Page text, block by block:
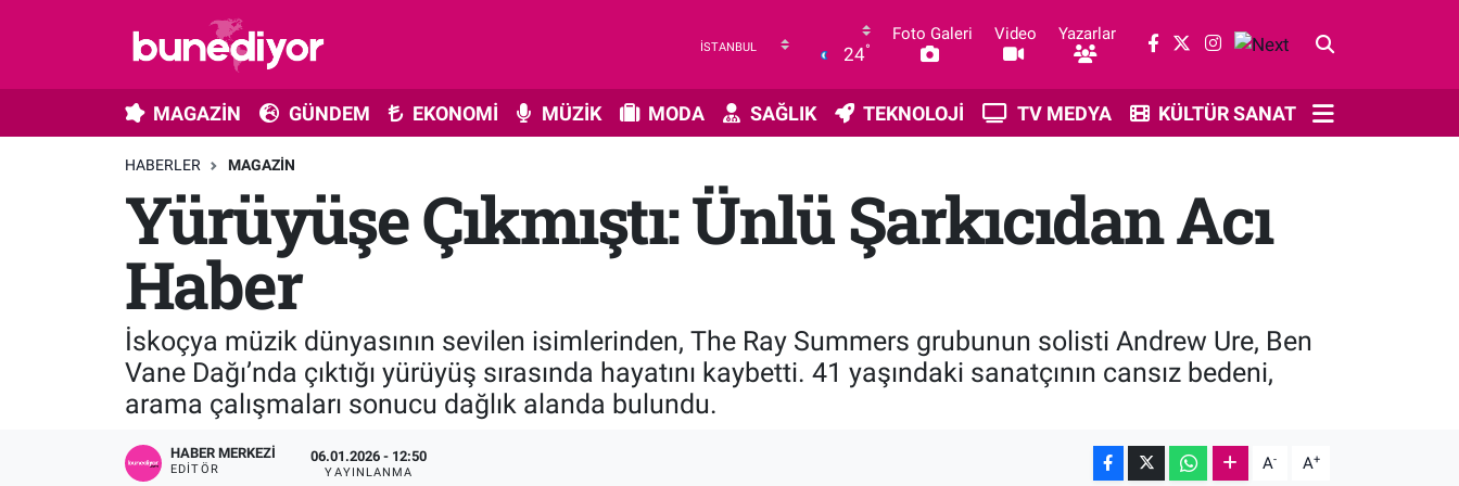
24°
Foto Galeri Video Yazarlar
MAGAZİN GÜNDEM EKONOMİ MÜZİK MODA SAĞLIK TEKNOLOJİ TV MEDYA KÜLTÜR SANAT
HABERLER MAGAZIN
Yürüyüşe Çıkmıştı: Ünlü Şarkıcıdan Acı
Haber
İskoçya müzik dünyasının sevilen isimlerinden, The Ray Summers grubunun solisti Andrew Ure, Ben
Vane Dağı’nda çıktığı yürüyüş sırasında hayatını kaybetti. 41 yaşındaki sanatçının cansız bedeni,
arama çalışmaları sonucu dağlık alanda bulundu.
HABER MERKEZI
EDITÖR
06.01.2026 - 12:50
YAYINLANMA A- A+
Diziler
Kültür Sanat
Magazin
GÜNDEM
EKONOMİ
SAĞLIK
TEKNOLOJİ
TV MEDYA
Trafik Durumu
Süper Lig Puan Durumu ve Fikstür
Tüm Manşetler
Son Dakika Haberleri
Haber Arşivi